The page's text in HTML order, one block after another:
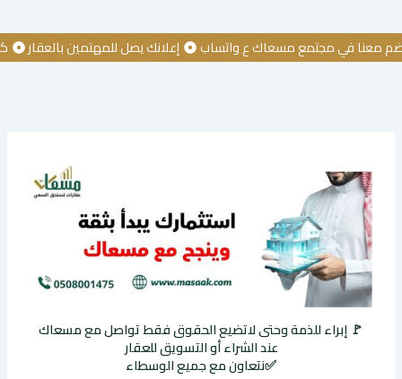
في مجتمع مسعاك ع واتساب إعلانك يصل للمهتمين بالعقار كن
🚩 إبراء للذمة وحتى لاتضيع الحقوق فقط تواصل مع مسعاك
عند الشراء أو التسويق للعقار
✅نتعاون مع جميع الوسطاء